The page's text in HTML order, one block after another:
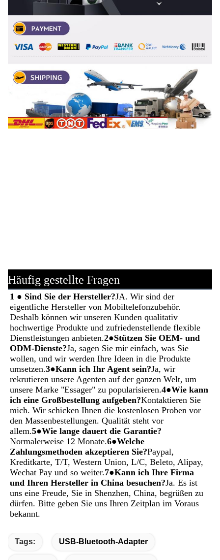
Häufig gestellte Fragen
1 ● Sind Sie der Hersteller?JA. Wir sind der
eigentliche Hersteller von Mobiltelefonzubehör.
Deshalb können wir unseren Kunden qualitativ
hochwertige Produkte und zufriedenstellende flexible
Dienstleistungen anbieten.2●Stützen Sie OEM- und
ODM-Dienste?Ja, sagen Sie mir einfach, was Sie
wollen, und wir werden Ihre Ideen in die Produkte
umsetzen.3●Kann ich Ihr Agent sein?Ja, wir
rekrutieren unsere Agenten auf der ganzen Welt, um
unsere Marke "Essager" zu popularisieren.4●Wie kann
ich eine Großbestellung aufgeben?Kontaktieren Sie
mich. Wir schicken Ihnen die kostenlosen Proben vor
den Massenbestellungen. Qualität steht vor
allem.5●Wie lange dauert die Garantie?
Normalerweise 12 Monate.6●Welche
Zahlungsmethoden akzeptieren Sie?Paypal,
Kreditkarte, T/T, Western Union, L/C, Beleto, Alipay,
Wechat Pay und so weiter.7●Kann ich Ihre Firma
und Ihren Hersteller in China besuchen?Ja. Es ist
uns eine Freude, Sie in Shenzhen, China, begrüßen zu
dürfen. Bitte geben Sie uns Ihren Zeitplan im Voraus
bekannt.
Tags: USB-Bluetooth-Adapter